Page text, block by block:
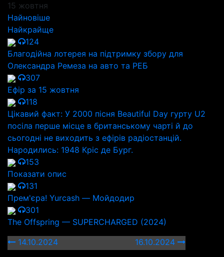
15 жовтня
Найновіше
Найкрайще
124
Благодійна лотерея на підтримку збору для
Олександра Ремеза на авто та РЕБ
307
Ефір за 15 жовтня
118
Цікавий факт: У 2000 пісня Beautiful Day гурту U2
посіла перше місце в британському чарті й до
сьогодні не виходить з ефірів радіостанцій.
Народились: 1948 Кріс де Бург.
153
Показати опис
131
Прем'єра! Yurcash — Мойдодир
301
The Offspring — SUPERCHARGED (2024)
14.10.2024
16.10.2024